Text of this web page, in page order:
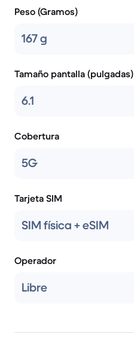
Peso (Gramos)
167 g
Tamaño pantalla (pulgadas)
6.1
Cobertura
5G
Tarjeta SIM
SIM física + eSIM
Operador
Libre